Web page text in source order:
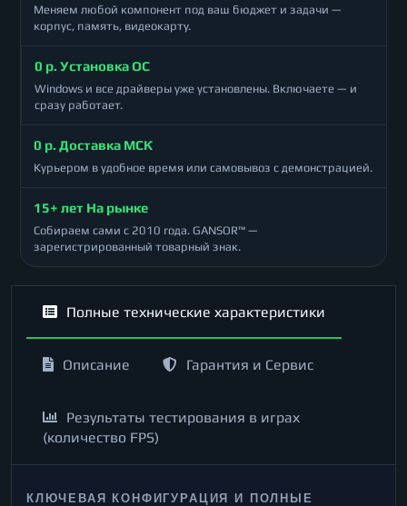
Меняем любой компонент под ваш бюджет и задачи —
корпус, память, видеокарту.
0 р. Установка ОС
Windows и все драйверы уже установлены. Включаете — и
сразу работает.
0 р. Доставка МСК
Курьером в удобное время или самовывоз с демонстрацией.
15+ лет На рынке
Собираем сами с 2010 года. GANSOR™ —
зарегистрированный товарный знак.
Полные технические характеристики
Описание Гарантия и Сервис
Результаты тестирования в играх
(количество FPS)
КЛЮЧЕВАЯ КОНФИГУРАЦИЯ И ПОЛНЫЕ